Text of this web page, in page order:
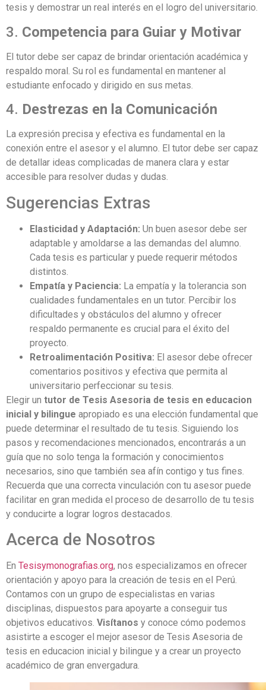
tesis y demostrar un real interés en el logro del universitario.
3. Competencia para Guiar y Motivar
El tutor debe ser capaz de brindar orientación académica y
respaldo moral. Su rol es fundamental en mantener al
estudiante enfocado y dirigido en sus metas.
4. Destrezas en la Comunicación
La expresión precisa y efectiva es fundamental en la
conexión entre el asesor y el alumno. El tutor debe ser capaz
de detallar ideas complicadas de manera clara y estar
accesible para resolver dudas y dudas.
Sugerencias Extras
Elasticidad y Adaptación: Un buen asesor debe ser
adaptable y amoldarse a las demandas del alumno.
Cada tesis es particular y puede requerir métodos
distintos.
Empatía y Paciencia: La empatía y la tolerancia son
cualidades fundamentales en un tutor. Percibir los
dificultades y obstáculos del alumno y ofrecer
respaldo permanente es crucial para el éxito del
proyecto.
Retroalimentación Positiva: El asesor debe ofrecer
comentarios positivos y efectiva que permita al
universitario perfeccionar su tesis.
Elegir un tutor de Tesis Asesoria de tesis en educacion
inicial y bilingue apropiado es una elección fundamental que
puede determinar el resultado de tu tesis. Siguiendo los
pasos y recomendaciones mencionados, encontrarás a un
guía que no solo tenga la formación y conocimientos
necesarios, sino que también sea afín contigo y tus fines.
Recuerda que una correcta vinculación con tu asesor puede
facilitar en gran medida el proceso de desarrollo de tu tesis
y conducirte a lograr logros destacados.
Acerca de Nosotros
En Tesisymonografias.org, nos especializamos en ofrecer
orientación y apoyo para la creación de tesis en el Perú.
Contamos con un grupo de especialistas en varias
disciplinas, dispuestos para apoyarte a conseguir tus
objetivos educativos. Visítanos y conoce cómo podemos
asistirte a escoger el mejor asesor de Tesis Asesoria de
tesis en educacion inicial y bilingue y a crear un proyecto
académico de gran envergadura.